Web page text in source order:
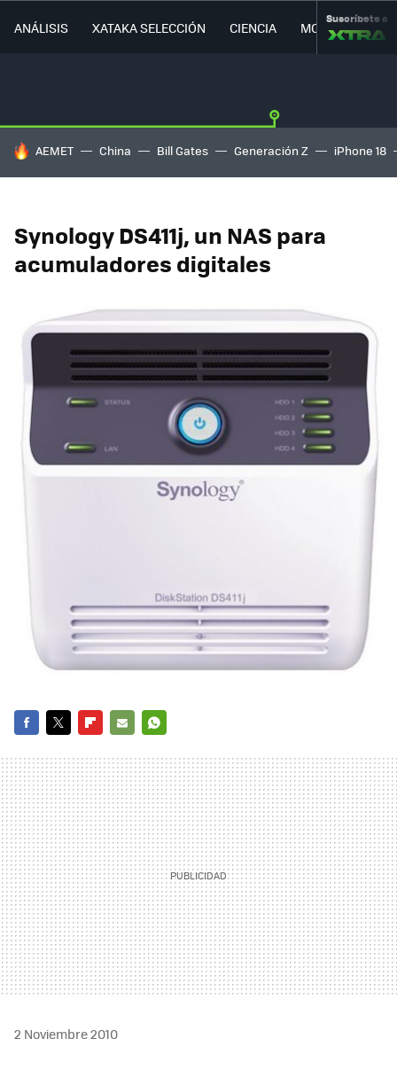
ANÁLISIS XATAKA SELECCIÓN CIENCIA MOVILIDAD
Suscríbete a
HOY SE HABLA DE
AEMET China Bill Gates Generación Z iPhone 18
Synology DS411j, un NAS para
acumuladores digitales
MAIL
2 Noviembre 2010